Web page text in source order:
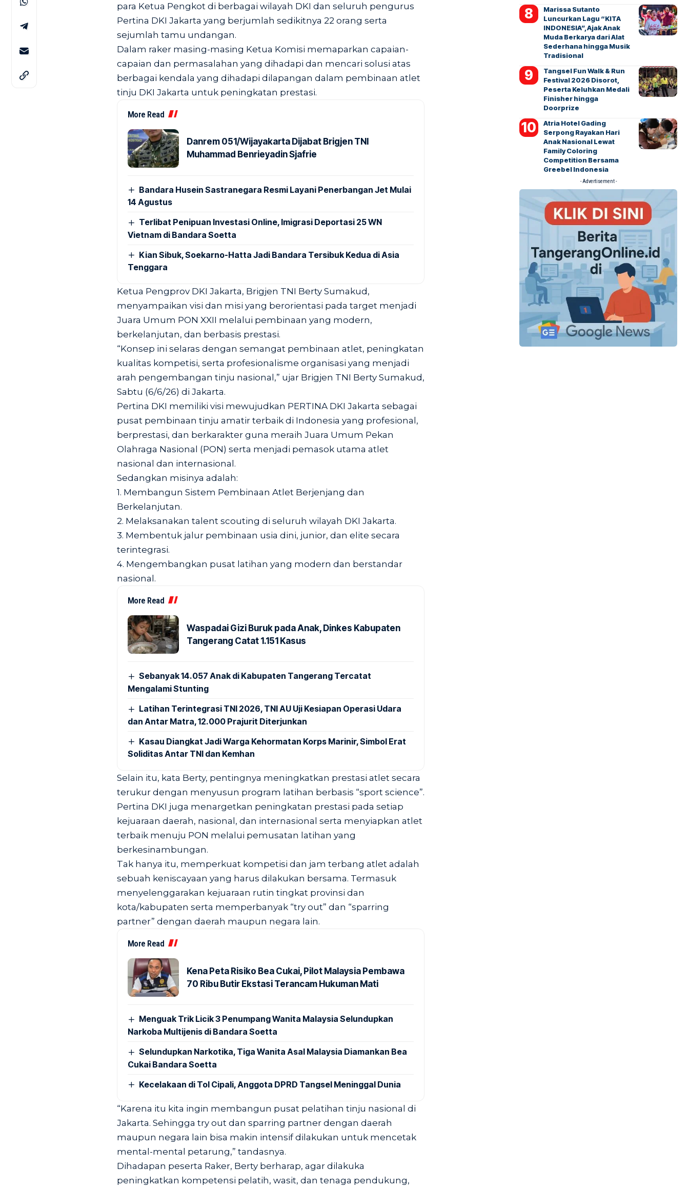
para Ketua Pengkot di berbagai wilayah DKI dan seluruh pengurus
Pertina DKI Jakarta yang berjumlah sedikitnya 22 orang serta
sejumlah tamu undangan.
Dalam raker masing-masing Ketua Komisi memaparkan capaian-
capaian dan permasalahan yang dihadapi dan mencari solusi atas
berbagai kendala yang dihadapi dilapangan dalam pembinaan atlet
tinju DKI Jakarta untuk peningkatan prestasi.
More Read
Danrem 051/Wijayakarta Dijabat Brigjen TNI
Muhammad Benrieyadin Sjafrie
Bandara Husein Sastranegara Resmi Layani Penerbangan Jet Mulai
14 Agustus
Terlibat Penipuan Investasi Online, Imigrasi Deportasi 25 WN
Vietnam di Bandara Soetta
Kian Sibuk, Soekarno-Hatta Jadi Bandara Tersibuk Kedua di Asia
Tenggara
Ketua Pengprov DKI Jakarta, Brigjen TNI Berty Sumakud,
menyampaikan visi dan misi yang berorientasi pada target menjadi
Juara Umum PON XXII melalui pembinaan yang modern,
berkelanjutan, dan berbasis prestasi.
“Konsep ini selaras dengan semangat pembinaan atlet, peningkatan
kualitas kompetisi, serta profesionalisme organisasi yang menjadi
arah pengembangan tinju nasional,” ujar Brigjen TNI Berty Sumakud,
Sabtu (6/6/26) di Jakarta.
Pertina DKI memiliki visi mewujudkan PERTINA DKI Jakarta sebagai
pusat pembinaan tinju amatir terbaik di Indonesia yang profesional,
berprestasi, dan berkarakter guna meraih Juara Umum Pekan
Olahraga Nasional (PON) serta menjadi pemasok utama atlet
nasional dan internasional.
Sedangkan misinya adalah:
1. Membangun Sistem Pembinaan Atlet Berjenjang dan
Berkelanjutan.
2. Melaksanakan talent scouting di seluruh wilayah DKI Jakarta.
3. Membentuk jalur pembinaan usia dini, junior, dan elite secara
terintegrasi.
4. Mengembangkan pusat latihan yang modern dan berstandar
nasional.
More Read
Waspadai Gizi Buruk pada Anak, Dinkes Kabupaten
Tangerang Catat 1.151 Kasus
Sebanyak 14.057 Anak di Kabupaten Tangerang Tercatat
Mengalami Stunting
Latihan Terintegrasi TNI 2026, TNI AU Uji Kesiapan Operasi Udara
dan Antar Matra, 12.000 Prajurit Diterjunkan
Kasau Diangkat Jadi Warga Kehormatan Korps Marinir, Simbol Erat
Soliditas Antar TNI dan Kemhan
Selain itu, kata Berty, pentingnya meningkatkan prestasi atlet secara
terukur dengan menyusun program latihan berbasis “sport science”.
Pertina DKI juga menargetkan peningkatan prestasi pada setiap
kejuaraan daerah, nasional, dan internasional serta menyiapkan atlet
terbaik menuju PON melalui pemusatan latihan yang
berkesinambungan.
Tak hanya itu, memperkuat kompetisi dan jam terbang atlet adalah
sebuah keniscayaan yang harus dilakukan bersama. Termasuk
menyelenggarakan kejuaraan rutin tingkat provinsi dan
kota/kabupaten serta memperbanyak “try out” dan “sparring
partner” dengan daerah maupun negara lain.
More Read
Kena Peta Risiko Bea Cukai, Pilot Malaysia Pembawa
70 Ribu Butir Ekstasi Terancam Hukuman Mati
Menguak Trik Licik 3 Penumpang Wanita Malaysia Selundupkan
Narkoba Multijenis di Bandara Soetta
Selundupkan Narkotika, Tiga Wanita Asal Malaysia Diamankan Bea
Cukai Bandara Soetta
Kecelakaan di Tol Cipali, Anggota DPRD Tangsel Meninggal Dunia
“Karena itu kita ingin membangun pusat pelatihan tinju nasional di
Jakarta. Sehingga try out dan sparring partner dengan daerah
maupun negara lain bisa makin intensif dilakukan untuk mencetak
mental-mental petarung,” tandasnya.
Dihadapan peserta Raker, Berty berharap, agar dilakuka
peningkatkan kompetensi pelatih, wasit, dan tenaga pendukung,
Marissa Sutanto
Luncurkan Lagu “KITA
INDONESIA”, Ajak Anak
Muda Berkarya dari Alat
Sederhana hingga Musik
Tradisional
Tangsel Fun Walk & Run
Festival 2026 Disorot,
Peserta Keluhkan Medali
Finisher hingga
Doorprize
Atria Hotel Gading
Serpong Rayakan Hari
Anak Nasional Lewat
Family Coloring
Competition Bersama
Greebel Indonesia
- Advertisement -